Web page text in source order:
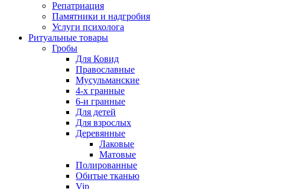
Репатриация
Памятники и надгробия
Услуги психолога
Ритуальные товары
Гробы
Для Ковид
Православные
Мусульманские
4-х гранные
6-и гранные
Для детей
Для взрослых
Деревянные
Лаковые
Матовые
Полированные
Обитые тканью
Vip